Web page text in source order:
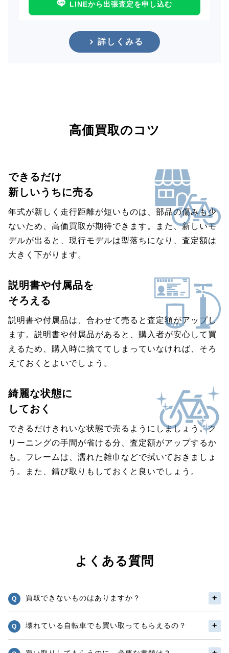
LINEから出張査定を申し込む
詳しくみる
高価買取のコツ
できるだけ
新しいうちに売る
年式が新しく走行距離が短いものは、部品の傷みも少
ないため、高価買取が期待できます。また、新しいモ
デルが出ると、現行モデルは型落ちになり、査定額は
大きく下がります。
説明書や付属品を
そろえる
説明書や付属品は、合わせて売ると査定額がアップし
ます。説明書や付属品があると、購入者が安心して買
えるため、購入時に捨ててしまっていなければ、そろ
えておくとよいでしょう。
綺麗な状態に
しておく
できるだけきれいな状態で売るようにしましょう。ク
リーニングの手間が省ける分、査定額がアップするか
も。フレームは、濡れた雑巾などで拭いておきましょ
う。また、錆び取りもしておくと良いでしょう。
よくある質問
買取できないものはありますか？
壊れている自転車でも買い取ってもらえるの？